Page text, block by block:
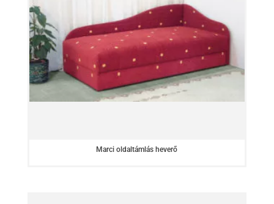
Marci oldaltámlás heverő